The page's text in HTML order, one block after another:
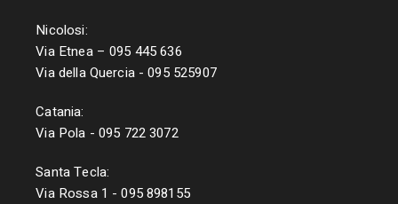
Nicolosi:
Via Etnea – 095 445 636
Via della Quercia - 095 525907
Catania:
Via Pola - 095 722 3072
Santa Tecla:
Via Rossa 1 - 095 898155